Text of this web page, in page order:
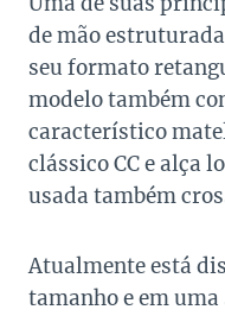
de mão
seu formato
modelo também
característico
clássico CC e alça
usada também
Atualmente está
tamanho e em